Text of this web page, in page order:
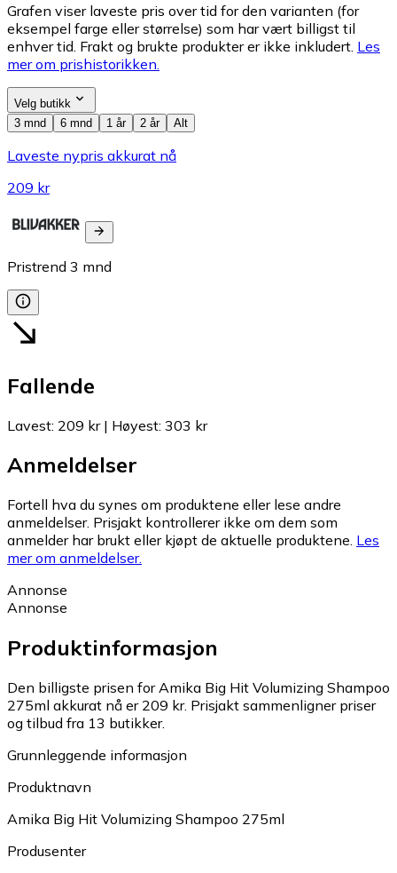
Grafen viser laveste pris over tid for den varianten (for
eksempel farge eller størrelse) som har vært billigst til
enhver tid. Frakt og brukte produkter er ikke inkludert. Les
mer om prishistorikken.
Velg butikk
3 mnd
6 mnd 1 år 2 år Alt
Laveste nypris akkurat nå
209 kr
Pristrend 3 mnd
Fallende
Lavest: 209 kr| Høyest: 303 kr
Anmeldelser
Fortell hva du synes om produktene eller lese andre
anmeldelser. Prisjakt kontrollerer ikke om dem som
anmelder har brukt eller kjøpt de aktuelle produktene. Les
mer om anmeldelser.
Annonse
Annonse
Produktinformasjon
Den billigste prisen for Amika Big Hit Volumizing Shampoo
275ml akkurat nå er 209 kr. Prisjakt sammenligner priser
og tilbud fra 13 butikker.
Grunnleggende informasjon
Produktnavn
Amika Big Hit Volumizing Shampoo 275ml
Produsenter